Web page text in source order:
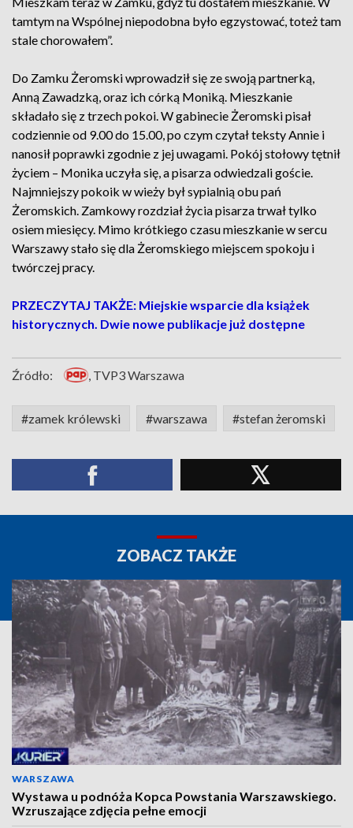
tamtym na Wspólnej niepodobna było egzystować, toteż tam
stale chorowałem”.
Do Zamku Żeromski wprowadził się ze swoją partnerką,
Anną Zawadzką, oraz ich córką Moniką. Mieszkanie
składało się z trzech pokoi. W gabinecie Żeromski pisał
codziennie od 9.00 do 15.00, po czym czytał teksty Annie i
nanosił poprawki zgodnie z jej uwagami. Pokój stołowy tętnił
życiem – Monika uczyła się, a pisarza odwiedzali goście.
Najmniejszy pokoik w wieży był sypialnią obu pań
Żeromskich. Zamkowy rozdział życia pisarza trwał tylko
osiem miesięcy. Mimo krótkiego czasu mieszkanie w sercu
Warszawy stało się dla Żeromskiego miejscem spokoju i
twórczej pracy.
PRZECZYTAJ TAKŻE: Miejskie wsparcie dla książek
historycznych. Dwie nowe publikacje już dostępne
Źródło: , TVP3 Warszawa
#zamek królewski #warszawa #stefan żeromski
ZOBACZ TAKŻE
WARSZAWA
Wystawa u podnóża Kopca Powstania Warszawskiego.
Wzruszające zdjęcia pełne emocji